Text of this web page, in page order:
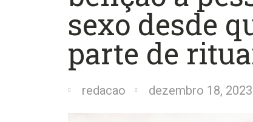
sexo desde
parte de
redacao dezembro 18, 2023